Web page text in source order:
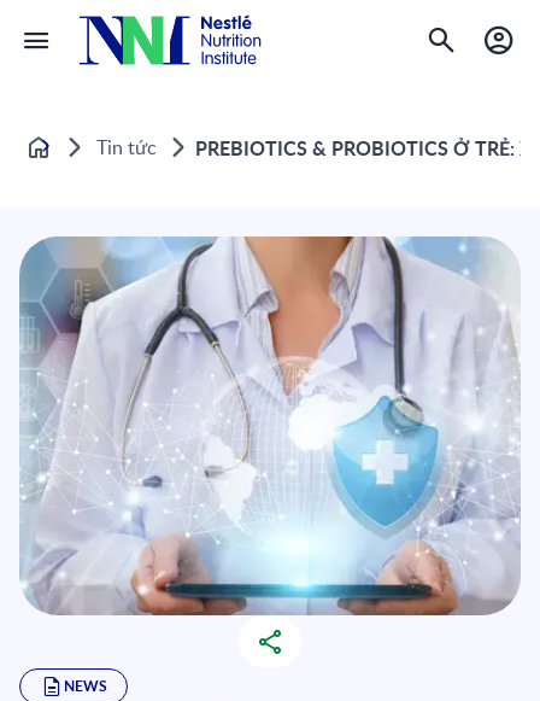
Home Tin tức PREBIOTICS & PROBIOTICS Ở TRẺ:
NEWS